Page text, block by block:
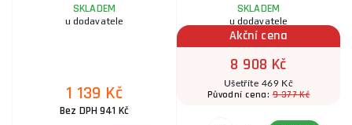
SKLADEM
u dodavatele
1 139 Kč
Bez DPH 941 Kč
SKLADEM
u dodavatele
Akční cena
8 908 Kč
Ušetříte 469 Kč
Původní cena:9 377 Kč